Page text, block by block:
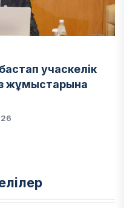
учаскелік
жұмыстарына